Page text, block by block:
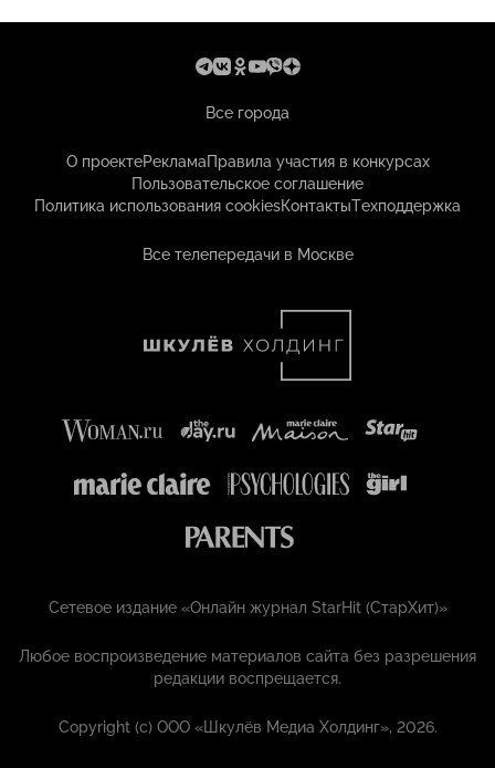
Все города
О проектеРекламаПравила участия в конкурсах
Пользовательское соглашение
Политика использования cookiesКонтактыТехподдержка
Все телепередачи в Москве
Сетевое издание «Онлайн журнал StarHit (СтарХит)»
Любое воспроизведение материалов сайта без разрешения
редакции воспрещается.
Copyright (с) ООО «Шкулёв Медиа Холдинг», 2026.